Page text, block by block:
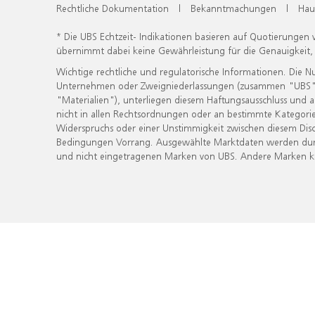
Rechtliche Dokumentation | Bekanntmachungen |
* Die UBS Echtzeit- Indikationen basieren auf
übernimmt dabei keine Gewährleistung für die
Wichtige rechtliche und regulatorische Informationen. Die
Unternehmen oder Zweigniederlassungen (zusammen
"Materialien"), unterliegen diesem Haftungsausschluss
nicht in allen Rechtsordnungen oder an bestimmte
Widerspruchs oder einer Unstimmigkeit zwischen diesem
Bedingungen Vorrang. Ausgewählte Marktdaten werden
und nicht eingetragenen Marken von UBS. Andere Marken